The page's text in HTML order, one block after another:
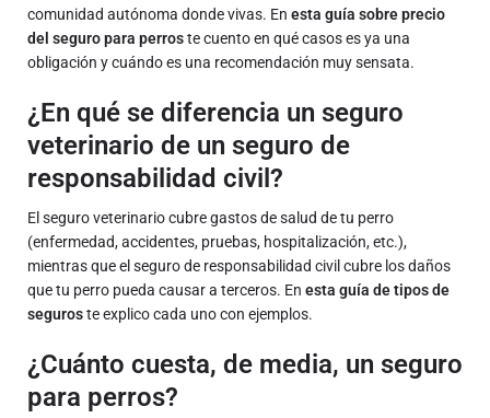
comunidad autónoma donde vivas. En esta guía sobre precio
del seguro para perroste cuento en qué casos es ya una
obligación y cuándo es una recomendación muy sensata.
¿En qué se diferencia un seguro
veterinario de un seguro de
responsabilidad civil?
El seguro veterinario cubre gastos de salud de tu perro
(enfermedad, accidentes, pruebas, hospitalización, etc.),
mientras que el seguro de responsabilidad civil cubre los daños
que tu perro pueda causar a terceros. En esta guía de tipos de
seguroste explico cada uno con ejemplos.
¿Cuánto cuesta, de media, un seguro
para perros?